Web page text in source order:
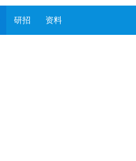
研招 资料